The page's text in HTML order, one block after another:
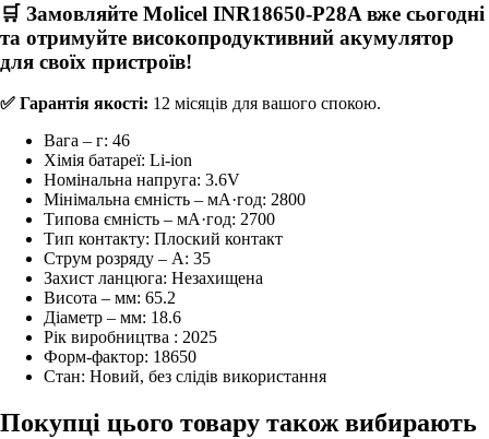
🛒 Замовляйте Molicel INR18650-P28A вже сьогодні
та отримуйте високопродуктивний акумулятор
для своїх пристроїв!
✅ Гарантія якості: 12 місяців для вашого спокою.
Вага – г: 46
Хімія батареї: Li-ion
Номінальна напруга: 3.6V
Мінімальна ємність – мА·год: 2800
Типова ємність – мА·год: 2700
Тип контакту: Плоский контакт
Струм розряду – А: 35
Захист ланцюга: Незахищена
Висота – мм: 65.2
Діаметр – мм: 18.6
Рік виробництва : 2025
Форм-фактор: 18650
Стан: Новий, без слідів використання
Покупці цього товару також вибирають